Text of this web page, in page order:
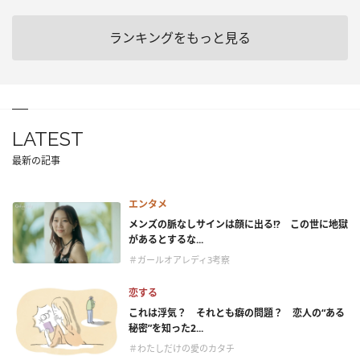
ランキングをもっと見る
LATEST
最新の記事
エンタメ
メンズの脈なしサインは顔に出る!? この世に地獄
があるとするな...
＃ガールオアレディ3考察
恋する
これは浮気？ それとも癖の問題？ 恋人の“ある
秘密”を知った2...
＃わたしだけの愛のカタチ